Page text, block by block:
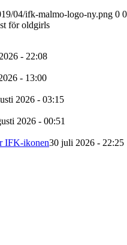
04/ifk-malmo-logo-ny.png 0 0
för oldgirls
- 22:08
- 13:00
2026 - 03:15
2026 - 00:51
IFK-ikonen30 juli 2026 - 22:25